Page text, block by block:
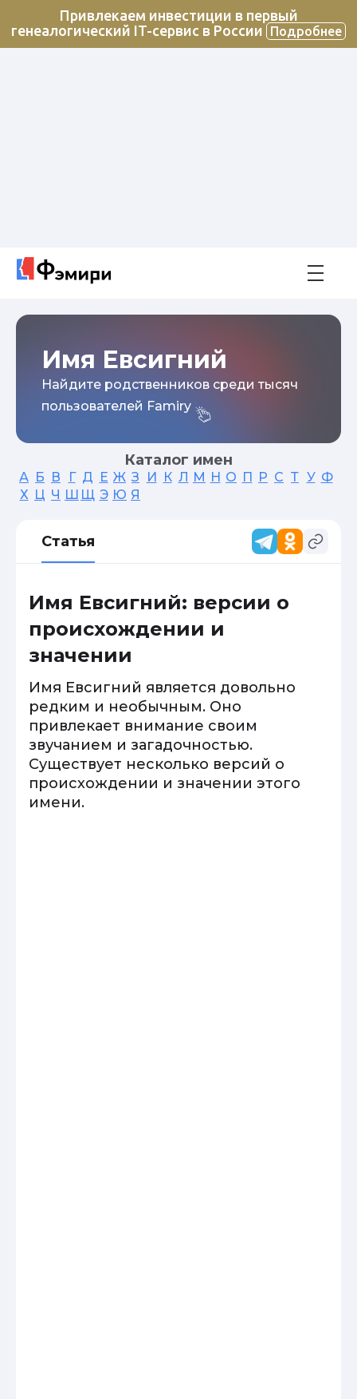
Привлекаем инвестиции в первый
генеалогический IT-сервис в России
Подробнее
Имя Евсигний
Найдите родственников среди тысяч
пользователей Famiry
Каталог имен
А Б В Г Д Е Ж З И К Л М Н О П Р С Т У Ф
Х Ц Ч Ш Щ Э Ю Я
Статья
Имя Евсигний: версии о
происхождении и
значении
Имя Евсигний является довольно
редким и необычным. Оно
привлекает внимание своим
звучанием и загадочностью.
Существует несколько версий о
происхождении и значении этого
имени.